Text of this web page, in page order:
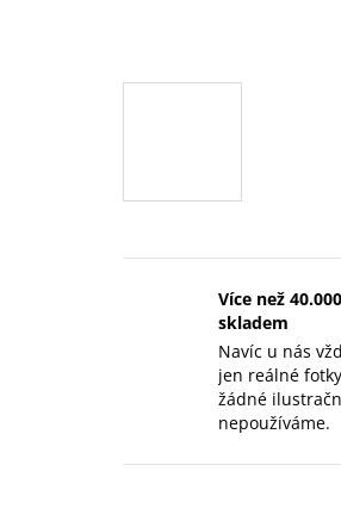
Více než
skladem
Navíc u nás
jen reálné
žádné
nepoužíváme.